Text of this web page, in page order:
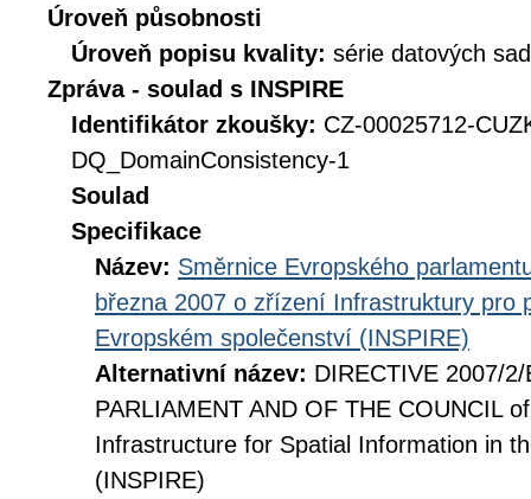
Úroveň působnosti
Úroveň popisu kvality: série datových sad
Zpráva - soulad s INSPIRE
Identifikátor zkoušky: CZ-00025712-
DQ_DomainConsistency-1
Soulad
Specifikace
Název: Směrnice Evropského
března 2007 o zřízení Infrastruktury pro
Evropském společenství (INSPIRE)
Alternativní název: DIRECTIVE 2007/
PARLIAMENT AND OF THE COUNCIL
Infrastructure for Spatial Information in
(INSPIRE)